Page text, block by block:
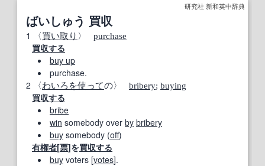
研究社 新和英中辞典
ばいしゅう 買収
1 〈買い取り 〉 purchase
買収する
buy up
purchase.
2
〈わいろ を使っての〉 bribery; buying
買収する
bribe
win somebody over by bribery
buy somebody (off)
有権者[票]を買収する
buy voters [votes].